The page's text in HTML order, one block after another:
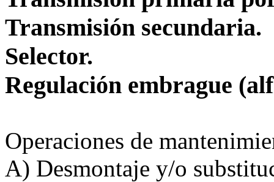
Transmisión secundaria.
Selector.
Regulación embrague
Operaciones de
A) Desmontaje y/o